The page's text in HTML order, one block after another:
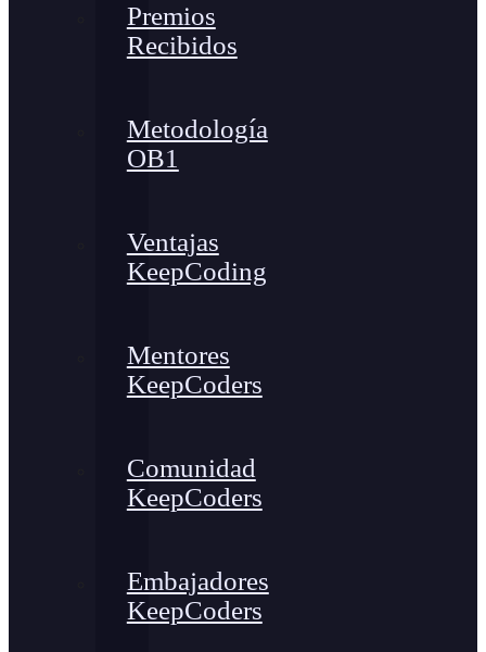
Premios
Recibidos
Metodología
OB1
Ventajas
KeepCoding
Mentores
KeepCoders
Comunidad
KeepCoders
Embajadores
KeepCoders